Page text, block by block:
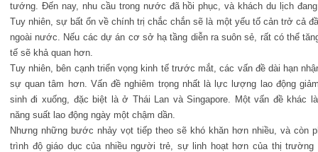
tướng. Đến nay, nhu cầu trong nước đã hồi phục, và khách du lịch
Tuy nhiên, sự bất ổn về chính trị chắc chắn sẽ là một yếu tố cản trở cả
ngoài nước. Nếu các dự án cơ sở hạ tầng diễn ra suôn sẻ, rất có thể
tế sẽ khả quan hơn.
Tuy nhiên, bên cạnh triển vọng kinh tế trước mắt, các vấn đề dài hạn
sự quan tâm hơn. Vấn đề nghiêm trọng nhất là lực lượng lao động
sinh đi xuống, đặc biệt là ở Thái Lan và Singapore. Một vấn đề khác
năng suất lao động ngày một chậm dần.
Nhưng những bước nhảy vọt tiếp theo sẽ khó khăn hơn nhiều, và còn
trình độ giáo dục của nhiều người trẻ, sự linh hoạt hơn của thị trường